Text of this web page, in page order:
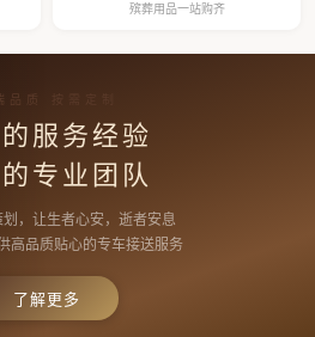
殡葬用品一站购齐
品质 按需定制
服务经验
专业团队
，让生者心安，逝者安息
高品质贴心的专车接送服务
了解更多